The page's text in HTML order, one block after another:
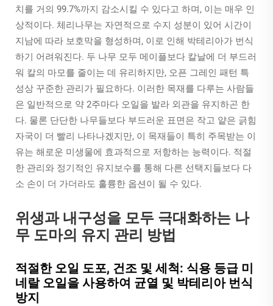
치를 거의 99.7%까지 감소시킬 수 있다고 하며, 이는 매우 인
상적이다. 체리나무는 자연적으로 수지 성분이 있어 시간이
지남에 따라 보호막을 형성하며, 이로 인해 박테리아가 번식
하기 어려워진다. 두 나무 모두 메이플보다 칼날에 더 부드러
워 칼의 마모를 줄이는 데 유리하지만, 오픈 그레인 패턴 특
성상 꾸준한 관리가 필요하다. 이러한 목재를 다루는 사람들
은 일반적으로 약 2주마다 오일을 발라 외관을 유지하곤 한
다. 물론 단단한 나무들보다 부드러운 표면은 작고 얕은 긁힘
자국이 더 빨리 나타나겠지만, 이 목재들이 특히 주목받는 이
유는 해로운 미생물에 효과적으로 저항하는 능력이다. 적절
한 관리와 정기적인 유지보수를 통해 다른 선택지들보다 다
소 손이 더 가더라도 훌륭한 옵션이 될 수 있다.
위생과 내구성을 모두 극대화하는 나
무 도마의 유지 관리 방법
적절한 오일 도포, 건조 및 세척: 식용 등급 미
네랄 오일을 사용하여 균열 및 박테리아 번식
방지